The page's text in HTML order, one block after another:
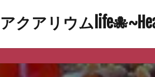
クアリウム